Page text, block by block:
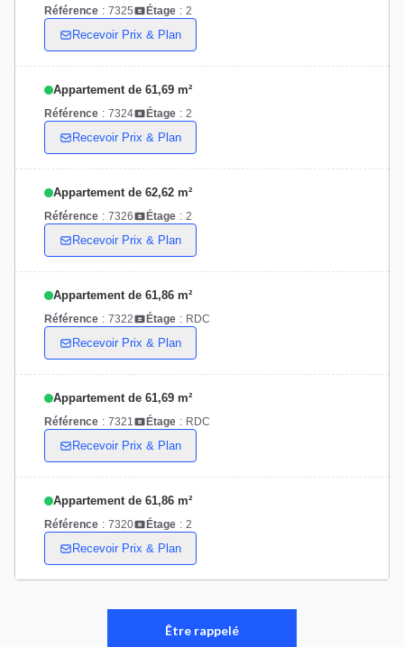
Référence : 7325 Étage : 2
Recevoir Prix & Plan
Appartement de 61,69 m²
Référence : 7324 Étage : 2
Recevoir Prix & Plan
Appartement de 62,62 m²
Référence : 7326 Étage : 2
Recevoir Prix & Plan
Appartement de 61,86 m²
Référence : 7322 Étage : RDC
Recevoir Prix & Plan
Appartement de 61,69 m²
Référence : 7321 Étage : RDC
Recevoir Prix & Plan
Appartement de 61,86 m²
Référence : 7320 Étage : 2
Recevoir Prix & Plan
Être rappelé